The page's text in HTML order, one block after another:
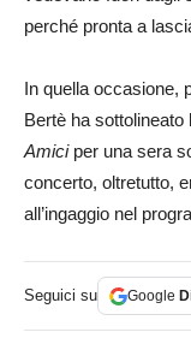
perché pronta a
In quella occasione,
Bertè ha
Amiciper una sera
concerto, oltretutto,
all’ingaggio nel
Seguici su Google